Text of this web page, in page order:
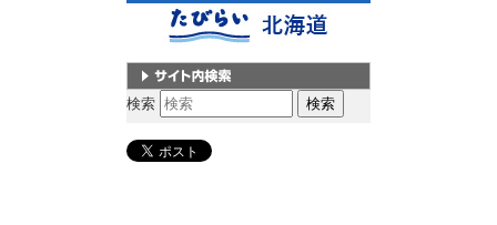
サイト内検索
検索